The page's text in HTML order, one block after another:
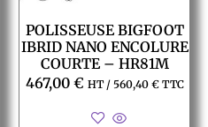
POLISSEUSE BIGFOOT
IBRID NANO ENCOLURE
COURTE – HR81M
467,00 € HT / 560,40 €TTC